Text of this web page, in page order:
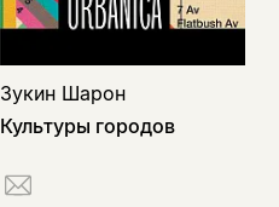
Зукин Шарон
Культуры городов